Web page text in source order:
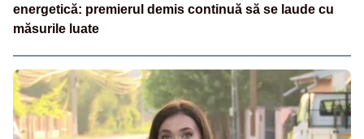
energetică: premierul demis continuă să se laude cu
măsurile luate